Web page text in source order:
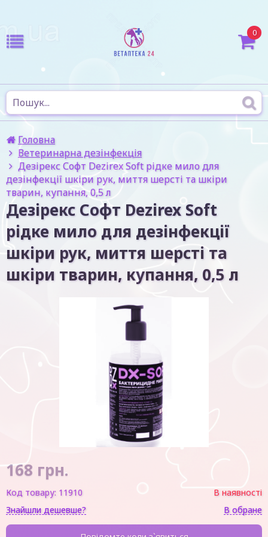
0
Головна
Ветеринарна дезінфекція
Дезірекс Софт Dezirex Soft рідке мило для
дезінфекції шкіри рук, миття шерсті та шкіри
тварин, купання, 0,5 л
Дезірекс Софт Dezirex Soft
рідке мило для дезінфекції
шкіри рук, миття шерсті та
шкіри тварин, купання, 0,5 л
168 грн.
Код товару: 11910
В наявності
Знайшли дешевше?
В обране